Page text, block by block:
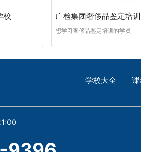
校 广检集团奢侈品鉴定培
想学习奢侈品鉴定培训的学员
学校大全